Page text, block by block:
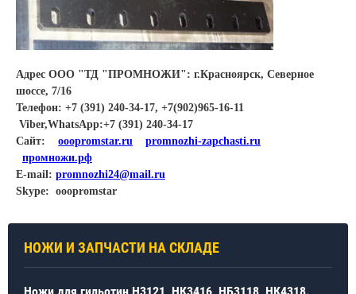
НОЖИ И ЗАПЧАСТИ НА СКЛАДЕ
Адрес ООО "ТД "ПРОМНОЖИ": г.Красноярск, Северное
шоссе, 7/16
Телефон: +7 (391) 240-34-17, +7(902)965-16-11
Viber,WhatsApp:+7 (391) 240-34-17
Cайт: ooopromstar.ru
promnozhi-zapchasti.ru
промножи.рф
E-mail: promnozhi24@mail.ru
Skype: ooopromstar